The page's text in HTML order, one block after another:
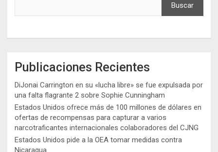
Buscar
Publicaciones Recientes
DiJonai Carrington en su «lucha libre» se fue expulsada por
una falta flagrante 2 sobre Sophie Cunningham
Estados Unidos ofrece más de 100 millones de dólares en
ofertas de recompensas para capturar a varios
narcotraficantes internacionales colaboradores del CJNG
Estados Unidos pide a la OEA tomar medidas contra
Nicaragua